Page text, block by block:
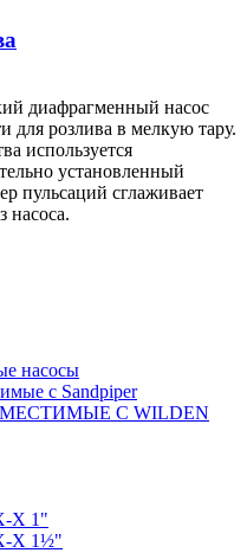
диафрагменный насос
для розлива в мелкую тару.
используется
установленный
пульсаций сглаживает
насоса.
насосы
с Sandpiper
С WILDEN
X 1"
X 1½"